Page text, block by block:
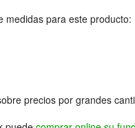
medidas para este producto:
precios por grandes